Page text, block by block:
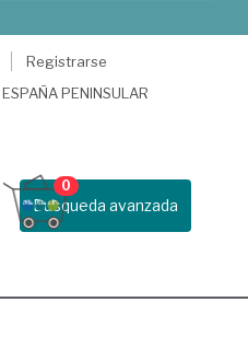
Registrarse
ESPAÑA PENINSULAR
Busqueda avanzada
0